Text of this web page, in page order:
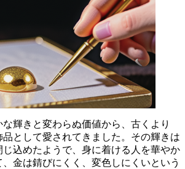
輝きと変わらぬ価値から、古くより
として愛されてきました。 その輝きは
じ込めたようで、身に着ける人を華やか
金は錆びにくく、変色しにくいという